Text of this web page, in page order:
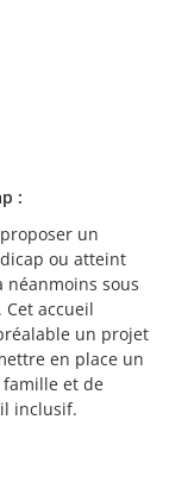
:
un
ou atteint
néanmoins sous
accueil
un projet
en place un
famille et de
inclusif.